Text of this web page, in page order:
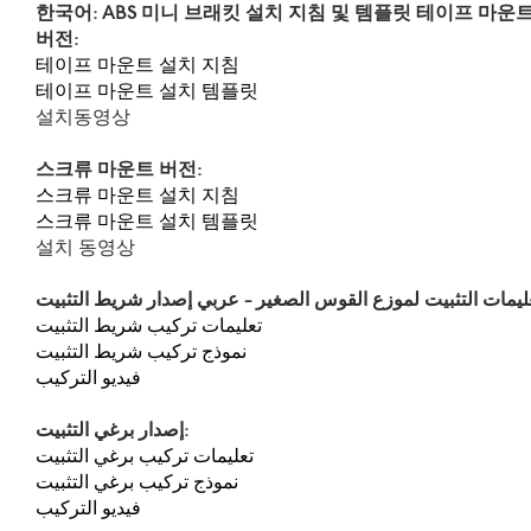
한국어: ABS 미니 브래킷 설치 지침 및 템플릿 테이프 마운
버전:
테이프 마운트 설치 지침
테이프 마운트 설치 템플릿
설치동영상
스크류 마운트 버전:
스크류 마운트 설치 지침
스크류 마운트 설치 템플릿
설치 동영상
التثبيت لموزع القوس الصغير - عربي
تعليمات تركيب شريط التثبيت
نموذج تركيب شريط التثبيت
فيديو التركيب
إصدار برغي التثبيت:
تعليمات تركيب برغي التثبيت
نموذج تركيب برغي التثبيت
فيديو التركيب